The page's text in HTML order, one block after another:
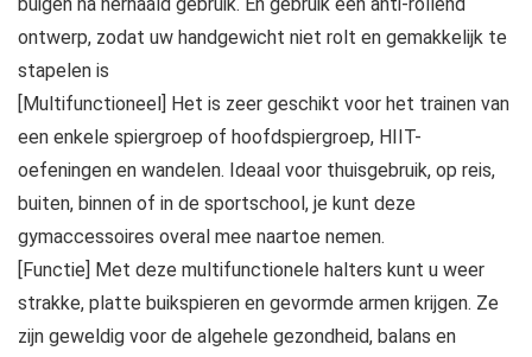
ontwerp, zodat uw handgewicht niet rolt en gemakkelijk te
stapelen is
[Multifunctioneel] Het is zeer geschikt voor het trainen van
een enkele spiergroep of hoofdspiergroep, HIIT-
oefeningen en wandelen. Ideaal voor thuisgebruik, op reis,
buiten, binnen of in de sportschool, je kunt deze
gymaccessoires overal mee naartoe nemen.
[Functie] Met deze multifunctionele halters kunt u weer
strakke, platte buikspieren en gevormde armen krijgen. Ze
zijn geweldig voor de algehele gezondheid, balans en